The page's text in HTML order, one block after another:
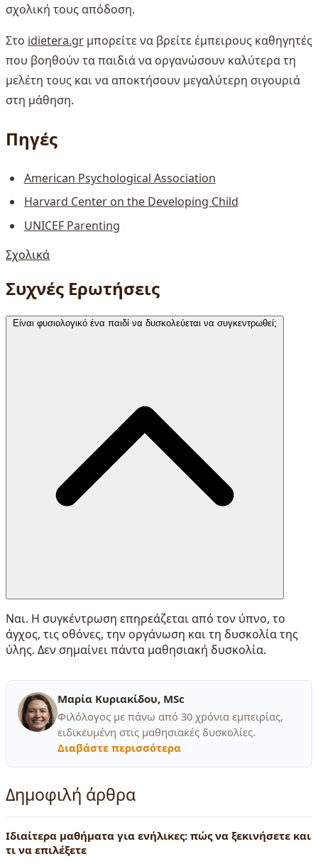
σχολική τους απόδοση.
Στο idietera.gr μπορείτε να βρείτε έμπειρους καθηγητές
που βοηθούν τα παιδιά να οργανώσουν καλύτερα τη
μελέτη τους και να αποκτήσουν μεγαλύτερη σιγουριά
στη μάθηση.
Πηγές
American Psychological Association
Harvard Center on the Developing Child
UNICEF Parenting
Σχολικά
Συχνές Ερωτήσεις
Είναι φυσιολογικό ένα παιδί να δυσκολεύεται να συγκεντρωθεί;
Ναι. Η συγκέντρωση επηρεάζεται από τον ύπνο, το
άγχος, τις οθόνες, την οργάνωση και τη δυσκολία της
ύλης. Δεν σημαίνει πάντα μαθησιακή δυσκολία.
Μαρία Κυριακίδου, MSc
Φιλόλογος με πάνω από 30 χρόνια εμπειρίας,
ειδικευμένη στις μαθησιακές δυσκολίες.
Διαβάστε περισσότερα
Δημοφιλή άρθρα
Ιδιαίτερα μαθήματα για ενήλικες: πώς να ξεκινήσετε και
τι να επιλέξετε